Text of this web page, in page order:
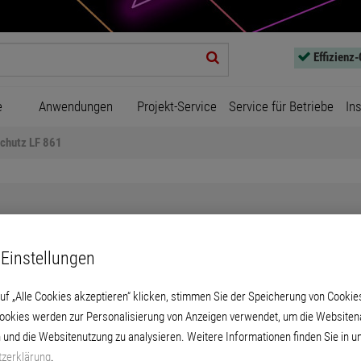
Anwendungen Projekt-Service Service für Betriebe
LF 861
Betonschutz LF 861
auf Reinacrylat-
„Alle Cookies akzeptieren“ klicken, stimmen Sie der Speicherung von
werden zur Personalisierung von Anzeigen verwendet, um die
die Websitenutzung zu analysieren. Weitere Informationen finden Sie in
.